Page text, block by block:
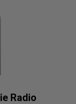
Radio